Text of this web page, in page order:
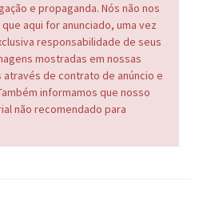
e propaganda. Nós não nos
aqui for anunciado, uma vez
responsabilidade de seus
mostradas em nossas
de contrato de anúncio e
informamos que nosso
não recomendado para